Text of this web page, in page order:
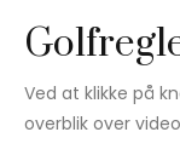
Ved at klikke på
overblik over